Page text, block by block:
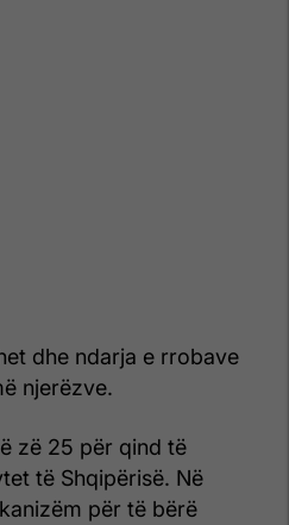
dhe ndarja e rrobave
njerëzve.
zë 25 për qind të
të Shqipërisë. Në
për të bërë